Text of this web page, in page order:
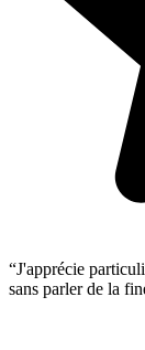
“J'apprécie
sans parler de la